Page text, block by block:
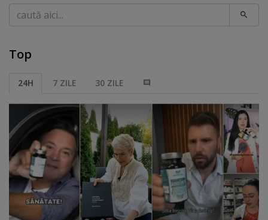
Caută
Top
24H 7 ZILE 30 ZILE